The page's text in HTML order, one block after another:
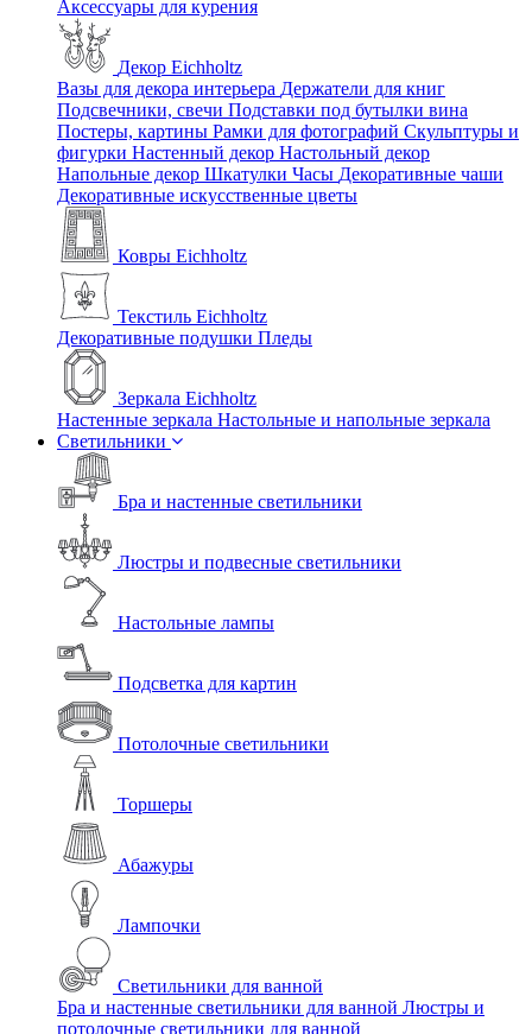
Аксессуары для курения
Декор Eichholtz
Вазы для декора интерьера Держатели для книг
Подсвечники, свечи Подставки под бутылки вина
Постеры, картины Рамки для фотографий Скульптуры и
фигурки Настенный декор Настольный декор
Напольные декор Шкатулки Часы Декоративные чаши
Декоративные искусственные цветы
Ковры Eichholtz
Текстиль Eichholtz
Декоративные подушки Пледы
Зеркала Eichholtz
Настенные зеркала Настольные и напольные зеркала
Светильники
Бра и настенные светильники
Люстры и подвесные светильники
Настольные лампы
Подсветка для картин
Потолочные светильники
Торшеры
Абажуры
Лампочки
Светильники для ванной
Бра и настенные светильники для ванной Люстры и
потолочные светильники для ванной